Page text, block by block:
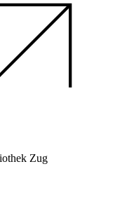
Zug